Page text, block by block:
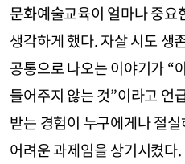
문화예술교육이 얼마나 중요
생각하게 했다. 자살 시도 생
공통으로 나오는 이야기가 “
들어주지 않는 것”이라고 언
받는 경험이 누구에게나 절
어려운 과제임을 상기시켰